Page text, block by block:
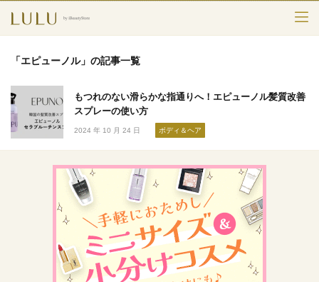
スキンケア
メークアップ
エイジングケア
フレグランス
ボディ＆ヘア
ライフスタイル
「エピューノル」の記事一覧
もつれのない滑らかな指通りへ！エピューノル髪質改善
スプレーの使い方
2024 年 10 月 24 日 ボディ＆ヘア